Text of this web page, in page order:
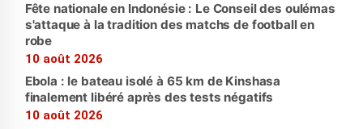
Fête nationale en Indonésie : Le Conseil des oulémas
s'attaque à la tradition des matchs de football en
robe
10 août 2026
Ebola : le bateau isolé à 65 km de Kinshasa
finalement libéré après des tests négatifs
10 août 2026